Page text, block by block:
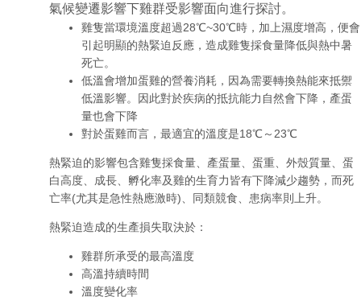
氣候變遷影響下雞群受影響面向進行探討。
雞隻當環境溫度超過28℃~30℃時，加上濕度增高，便會
引起明顯的熱緊迫反應，造成雞隻採食量降低與熱中暑
死亡。
低溫會增加蛋雞的營養消耗，因為需要轉換熱能來抵禦
低溫影響。因此對於疾病的抵抗能力自然會下降，產蛋
量也會下降
對於蛋雞而言，最適宜的溫度是18℃～23℃
熱緊迫的影響包含雞隻採食量、產蛋量、蛋重、外殼質量、蛋
白高度、成長、孵化率及雞的生育力皆有下降減少趨勢，而死
亡率(尤其是急性熱應激時)、同類競食、患病率則上升。
熱緊迫造成的生產損失取決於：
雞群所承受的最高溫度
高溫持續時間
溫度變化率